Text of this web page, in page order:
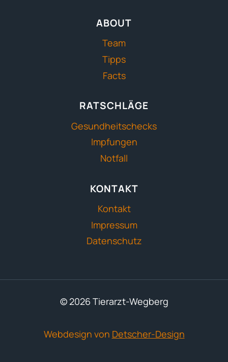
ABOUT
Team
Tipps
Facts
RATSCHLÄGE
Gesundheitschecks
Impfungen
Notfall
KONTAKT
Kontakt
Impressum
Datenschutz
© 2026 Tierarzt-Wegberg
Webdesign von Detscher-Design